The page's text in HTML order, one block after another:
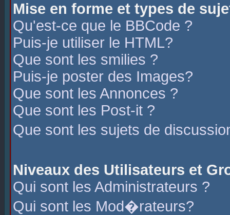
Mise en forme et types de
Qu'est-ce que le BBCode ?
Puis-je utiliser le HTML?
Que sont les smilies ?
Puis-je poster des Images?
Que sont les Annonces ?
Que sont les Post-it ?
Que sont les sujets de
Niveaux des Utilisateurs et
Qui sont les Administrateurs ?
Qui sont les Mod�rateurs?